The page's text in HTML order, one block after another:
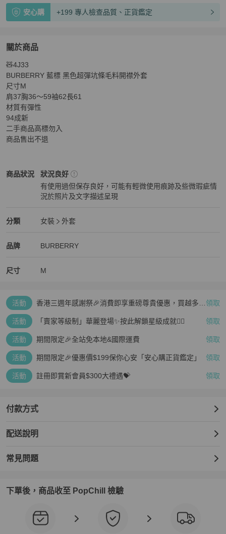
安心購 +199 專人檢查品質、正貨鑑定
關於商品
關於BURBERRY 藍標 黑色超彈坑條毛料開襟外套
🧸4J33
BURBERRY 藍標 黑色超彈坑條毛料開襟外套
尺寸M
肩37胸36～59袖62長61
材質有彈性
94成新
二手商品高標勿入
商品售出不退
商品狀況
BURBERRY女裝商品狀態與細節
狀況良好
有使用過但保存良好，可能有輕微使用痕跡及些微瑕疵情
況於照片及文字描述呈現
分類
BURBERRY女裝分類資訊
女裝
外套
品牌
BURBERRY精品女裝品牌介紹
BURBERRY
BURBERRY推薦清單
尺寸 M
活動
香港三週年感謝祭🎉消費即享重磅尊貴優惠，買越多、 領取
活動 「賣家等級制」華麗登場✨按此解鎖星級成就👆🏻 領取
活動 期間限定🎉全站免本地&國際運費 領取
活動 期間限定🎉優惠價$199保你心安「安心購正貨鑑定」 領取
活動 註冊即賞新會員$300大禮遇💝 領取
付款方式
配送說明
常見問題
下單後，商品收至 PopChill 檢驗